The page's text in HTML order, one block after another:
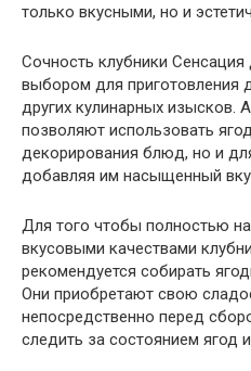
только вкусными, но и
Сочность клубники
выбором для приготовления
других кулинарных изысков.
позволяют использовать
декорирования блюд, но и
добавляя им насыщенный
Для того чтобы полностью
вкусовыми качествами
рекомендуется собирать
Они приобретают свою
непосредственно перед
следить за состоянием ягод